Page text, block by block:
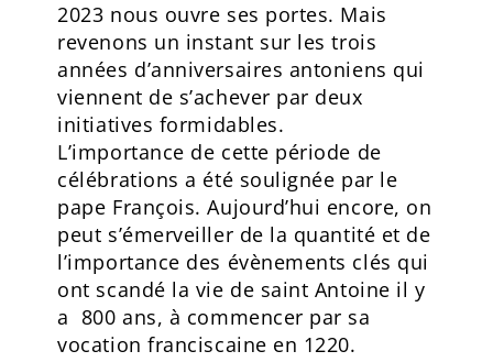
2023 nous ouvre ses portes. Mais
revenons un instant sur les trois
années d’anniversaires antoniens qui
viennent de s’achever par deux
initiatives formidables.
L’importance de cette période de
célébrations a été soulignée par le
pape François. Aujourd’hui encore, on
peut s’émerveiller de la quantité et de
l’importance des évènements clés qui
ont scandé la vie de saint Antoine il y
a 800 ans, à commencer par sa
vocation franciscaine en 1220.